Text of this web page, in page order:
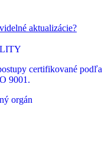
aktualizácie?
certifikované podľa
9001.
orgán